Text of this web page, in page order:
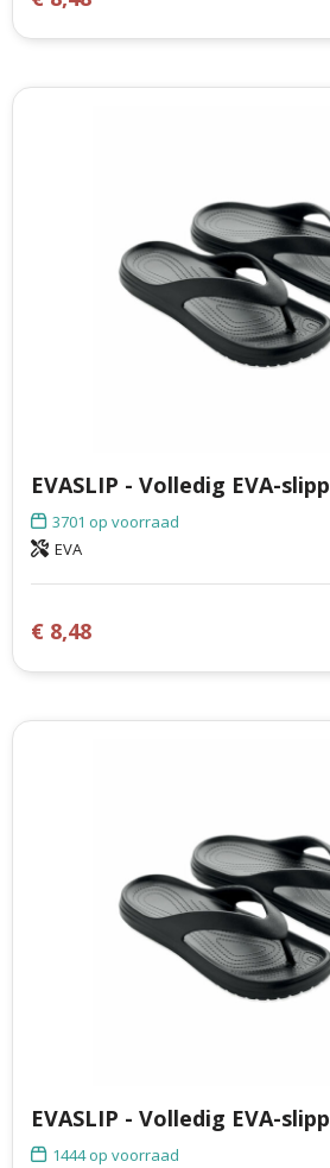
EVASLIP - Volledig EVA-
3701 op voorraad
EVA
€ 8,48
EVASLIP - Volledig EVA-
1444op voorraad